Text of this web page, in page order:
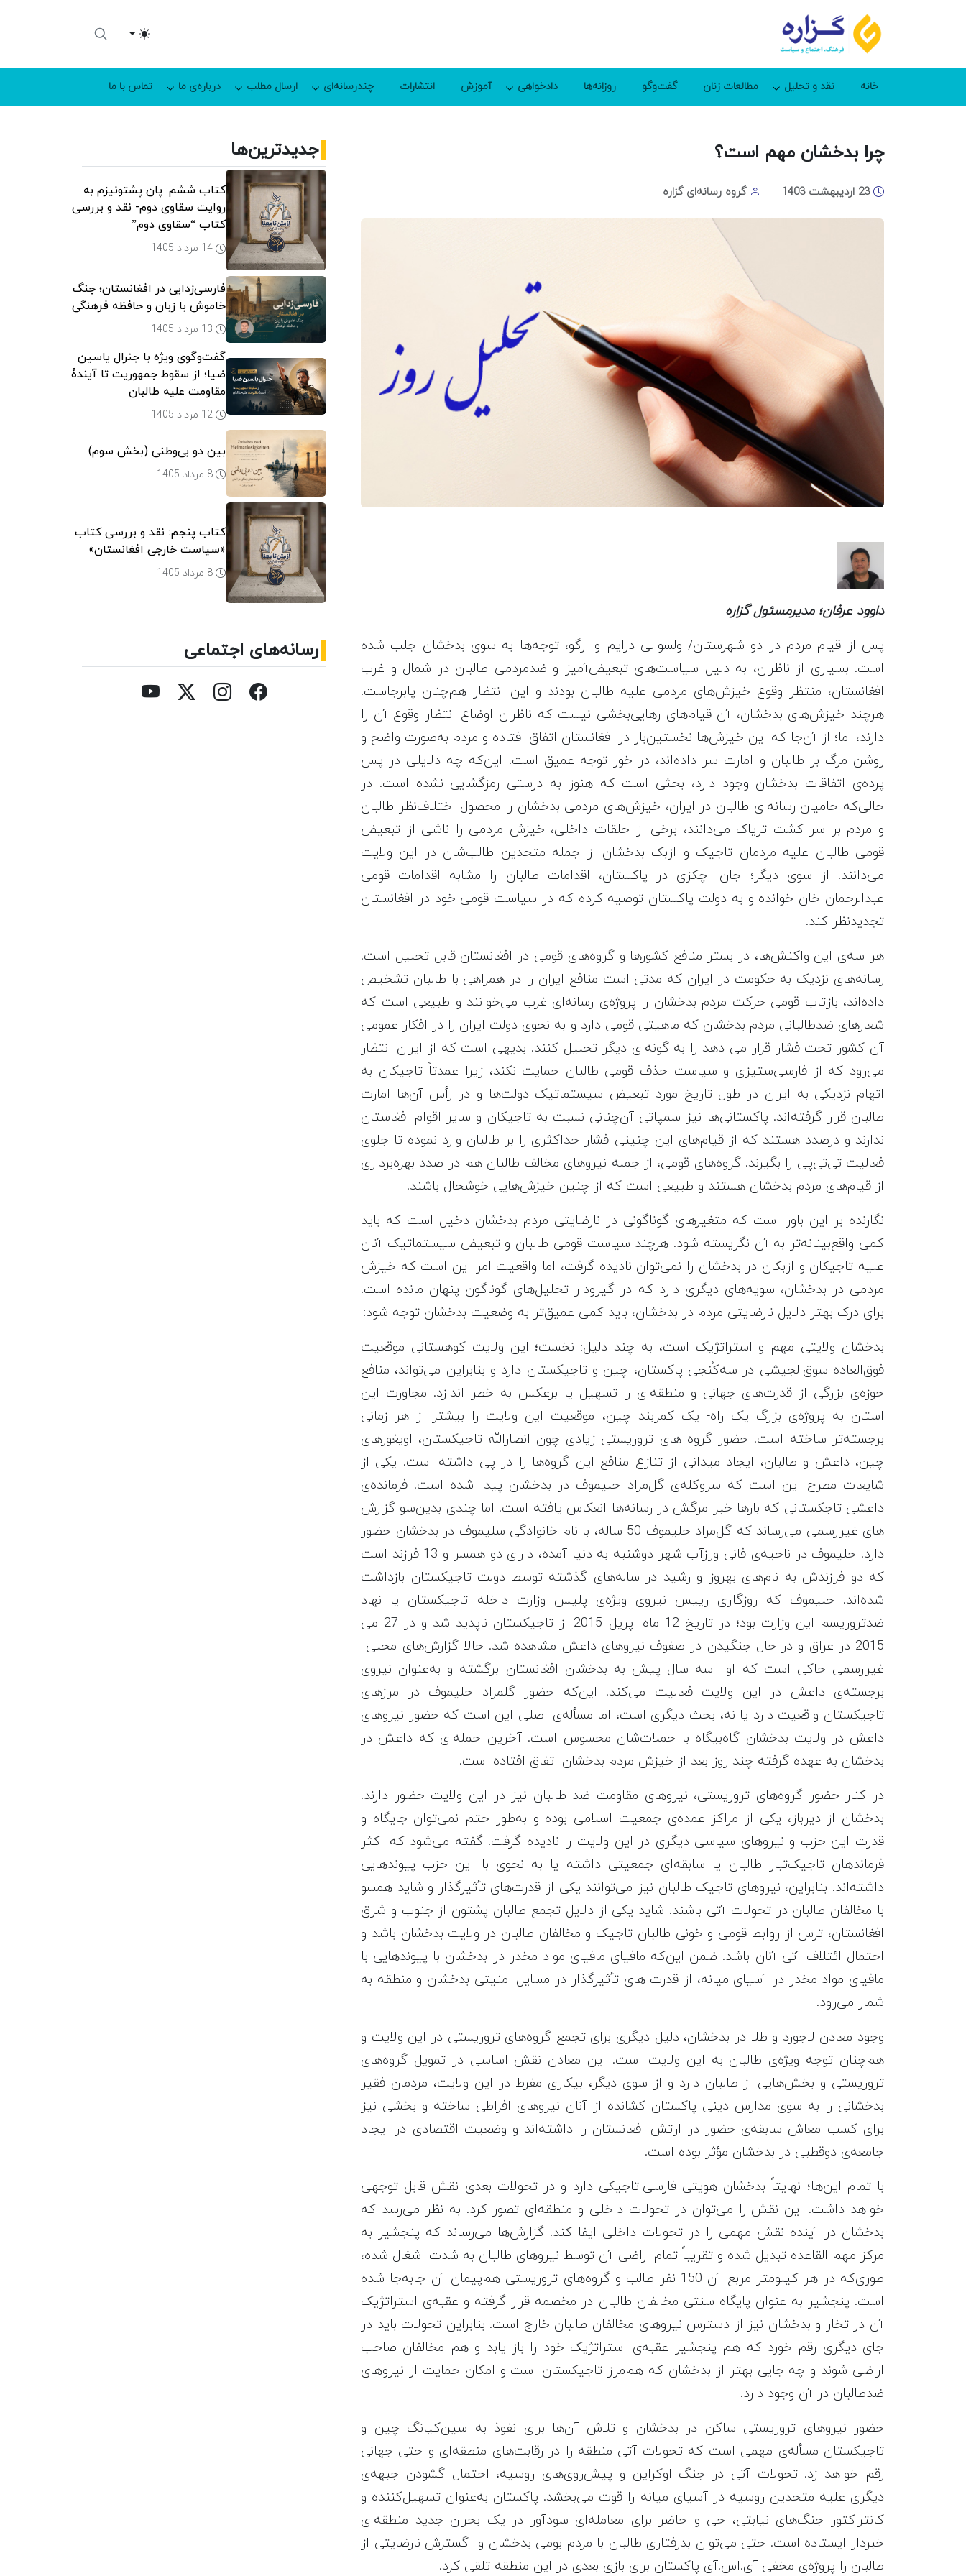
Toggle theme
خانه نقد و تحلیل مطالعات زنان گفت‌وگو روزانه‌ها دادخواهی آموزش انتشارات چندرسانه‌ای ارسال مطلب درباره‌ی ما تماس با ما
چرا بدخشان مهم است؟
23 اردیبهشت 1403 گروه رسانه‌ای گزاره
داوود عرفان؛ ‌مدیرمسئول گزاره
پس از قیام مردم در دو شهرستان/ ولسوالی درایم و ارگو، توجه‌ها به سوی بدخشان جلب شده
است. بسیاری از ناظران، به دلیل سیاست‌های تبعیض‌آمیز و ضدمردمی طالبان در شمال و غرب
افغانستان، منتظر وقوع خیزش‌های مردمی علیه طالبان بودند و این انتظار هم‌چنان پابرجاست.
هرچند خیزش‌های بدخشان، آن قیام‌های رهایی‌بخشی نیست که ناظران اوضاع انتظار وقوع آن را
دارند، اما؛ از آن‌جا که این خیزش‌ها نخستین‌بار در افغانستان اتفاق افتاده و مردم به‌صورت واضح و
روشن مرگ بر طالبان و امارت سر داده‌اند، در خور توجه عمیق است. این‌که چه دلایلی در پس
پرده‌ی اتفاقات بدخشان وجود دارد، بحثی است که هنوز به درستی رمزگشایی نشده است. در
حالی‌که حامیان رسانه‌ای طالبان در ایران، خیزش‌های مردمی بدخشان را محصول اختلاف‌نظر طالبان
و مردم بر سر کشت تریاک می‌دانند، برخی از حلقات داخلی، خیزش مردمی را ناشی از تبعیض
قومی طالبان علیه مردمان تاجیک و ازبک بدخشان از جمله متحدین طالب‌شان در این ولایت
می‌دانند. از سوی دیگر؛ جان اچکزی در پاکستان، اقدامات طالبان را مشابه اقدامات قومی
عبدالرحمان خان خوانده و به دولت پاکستان توصیه کرده که در سیاست قومی خود در افغانستان
تجدیدنظر کند.
هر سه‌ی این واکنش‌ها، در بستر منافع کشورها و گروه‌های قومی در افغانستان قابل تحلیل است.
رسانه‌های نزدیک به حکومت در ایران که مدتی است منافع ایران را در همراهی با طالبان تشخیص
داده‌اند، بازتاب قومی حرکت مردم بدخشان را پروژه‌ی رسانه‌ای غرب می‌خوانند و طبیعی است که
شعارهای ضدطالبانی مردم بدخشان که ماهیتی قومی دارد و به نحوی دولت ایران را در افکار عمومی
آن کشور تحت فشار قرار می دهد را به گونه‌ای دیگر تحلیل کنند. بدیهی است که از ایران انتظار
می‌رود که از فارسی‌ستیزی و سیاست حذف قومی طالبان حمایت نکند، زیرا عمدتاً تاجیکان به
اتهام نزدیکی به ایران در طول تاریخ مورد تبعیض سیستماتیک دولت‌ها و در رأس آن‌ها امارت
طالبان قرار گرفته‌اند. پاکستانی‌ها نیز سمپاتی آن‌چنانی نسبت به تاجیکان و سایر اقوام افغاستان
ندارند و درصدد هستند که از قیام‌های این چنینی فشار حداکثری را بر طالبان وارد نموده تا جلوی
فعالیت تی‌تی‌پی را بگیرند. گروه‌های قومی، از جمله نیروهای مخالف طالبان هم در صدد بهره‌برداری
از قیام‌های مردم بدخشان هستند و طبیعی است که از چنین خیزش‌هایی خوشحال باشند.
نگارنده بر این باور است که متغیرهای گوناگونی در نارضایتی مردم بدخشان دخیل است که باید
کمی واقع‌بینانه‌تر به آن نگریسته شود. هرچند سیاست قومی طالبان و تبعیض سیستماتیک آنان
علیه تاجیکان و ازبکان در بدخشان را نمی‌توان نادیده گرفت، اما واقعیت امر این است که خیزش
مردمی در بدخشان، سویه‌های دیگری دارد که در گیرودار تحلیل‌های گوناگون پنهان مانده است.
برای درک بهتر دلایل نارضایتی مردم در بدخشان، باید کمی عمیق‌تر به وضعیت بدخشان توجه شود:
بدخشان ولایتی مهم و استراتژیک است، به چند دلیل: نخست؛ این ولایت کوهستانی موقعیت
فوق‌العاده سوق‌الجیشی در سه‌کُنجی پاکستان، چین و تاجیکستان دارد و بنابراین می‌تواند، منافع
حوزه‌ی بزرگی از قدرت‌های جهانی و منطقه‌ای را تسهیل یا برعکس به خطر اندازد. مجاورت این
استان به پروژه‌ی بزرگ یک راه- یک کمربند چین، موقعیت این ولایت را بیشتر از هر زمانی
برجسته‌تر ساخته است. حضور گروه های تروریستی زیادی چون انصارالله تاجیکستان، اویغورهای
چین، داعش و طالبان، ایجاد میدانی از تنازع منافع این گروه‌ها را در پی داشته است. یکی از
شایعات مطرح این است که سرو‌کله‌ی گل‌مراد حلیموف در بدخشان پیدا شده است. فرمانده‌ی
داعشی تاجکستانی که بارها خبر مرگش در رسانه‌ها انعکاس یافته است. اما چندی بدین‌سو گزارش
های غیررسمی می‌رساند که گل‌مراد حلیموف 50 ساله، با نام خانوادگی سلیموف در بدخشان حضور
دارد. حلیموف در ناحیه‌ی فانی ورزآب شهر دوشنبه به دنیا آمده، دارای دو همسر و 13 فرزند است
که دو فرزندش به نام‌های بهروز و رشید در ساله‌های گذشته توسط دولت تاجیکستان بازداشت
شده‌اند. حلیموف که روزگاری رییس نیروی ویژه‌ی پلیس وزارت داخله تاجیکستان یا نهاد
ضدتروریسم این وزارت بود؛ در تاریخ 12 ماه اپریل 2015 از تاجیکستان ناپدید شد و در 27 می
2015 در عراق و در حال جنگیدن در صفوف نیروهای داعش مشاهده شد. حالا گزارش‌های محلی
غیررسمی حاکی است که او سه سال پیش به بدخشان افغانستان برگشته و به‌عنوان نیروی
برجسته‌ی داعش در این ولایت فعالیت می‌کند. این‌که حضور گلمراد حلیموف در مرزهای
تاجیکستان واقعیت دارد یا نه، بحث دیگری است، اما مسأله‌ی اصلی این است که حضور نیروهای
داعش در ولایت بدخشان گاه‌بیگاه با حملات‌شان محسوس است. آخرین حمله‌ای که داعش در
بدخشان به عهده گرفته چند روز بعد از خیزش مردم بدخشان اتفاق افتاده است.
در کنار حضور گروه‌های تروریستی، نیروهای مقاومت ضد طالبان نیز در این ولایت حضور دارند.
بدخشان از دیرباز، یکی از مراکز عمده‌ی جمعیت اسلامی بوده و به‌طور حتم نمی‌توان جایگاه و
قدرت این حزب و نیروهای سیاسی دیگری در این ولایت را نادیده گرفت. گفته می‌شود که اکثر
فرماندهان تاجیک‌تبار طالبان یا سابقه‌ای جمعیتی داشته یا به نحوی با این حزب پیوندهایی
داشته‌اند. بنابراین، نیروهای تاجیک طالبان نیز می‌توانند یکی از قدرت‌های تأثیرگذار و شاید همسو
با مخالفان طالبان در تحولات آتی باشند. شاید یکی از دلایل تجمع طالبان پشتون از جنوب و شرق
افغانستان، ترس از روابط قومی و خونی طالبان تاجیک و مخالفان طالبان در ولایت بدخشان باشد و
احتمال ائتلاف آتی آنان باشد. ضمن این‌که مافیای مافیای مواد مخدر در بدخشان با پیوندهایی با
مافیای مواد مخدر در آسیای میانه، از قدرت های تأثیرگذار در مسایل امنیتی بدخشان و منطقه به
شمار می‌رود.
وجود معادن لاجورد و طلا در بدخشان، دلیل دیگری برای تجمع گروه‌های تروریستی در این ولایت و
هم‌چنان توجه ویژه‌ی طالبان به این ولایت است. این معادن نقش اساسی در تمویل گروه‌های
تروریستی و بخش‌هایی از طالبان دارد و از سوی دیگر، بیکاری مفرط در این ولایت، مردمان فقیر
بدخشانی را به سوی مدارس دینی پاکستان کشانده از آنان نیروهای افراطی ساخته و بخشی نیز
برای کسب معاش سابقه‌ی حضور در ارتش افغانستان را داشته‌اند و وضعیت اقتصادی در ایجاد
جامعه‌ی دوقطبی در بدخشان مؤثر بوده است.
با تمام این‌ها؛ نهایتاً بدخشان هویتی فارسی-تاجیکی دارد و در تحولات بعدی نقش قابل توجهی
خواهد داشت. این نقش را می‌توان در تحولات داخلی و منطقه‌ای تصور کرد. به نظر می‌رسد که
بدخشان در آینده نقش مهمی را در تحولات داخلی ایفا کند. گزارش‌ها می‌رساند که پنجشیر به
مرکز مهم القاعده تبدیل شده و تقریباً تمام اراضی آن توسط نیروهای طالبان به شدت اشغال شده،
طوری‌که در هر کیلومتر مربع آن 150 نفر طالب و گروه‌های تروریستی هم‌پیمان آن جابه‌جا شده
است. پنجشیر به عنوان پایگاه سنتی مخالفان طالبان در مخصمه قرار گرفته و عقبه‌ی استراتژیک
آن در تخار و بدخشان نیز از دسترس نیروهای مخالفان طالبان خارج است. بنابراین تحولات باید در
جای دیگری رقم خورد که هم پنجشیر عقبه‌ی استراتژیک خود را باز یابد و هم مخالفان صاحب
اراضی شوند و چه جایی بهتر از بدخشان که هم‌مرز تاجیکستان است و امکان حمایت از نیروهای
ضدطالبان در آن وجود دارد.
حضور نیروهای تروریستی ساکن در بدخشان و تلاش آن‌ها برای نفوذ به سین‌کیانگ چین و
تاجیکستان مسأله‌ی مهمی است که تحولات آتی منطقه را در رقابت‌های منطقه‌ای و حتی جهانی
رقم خواهد زد. تحولات آتی در جنگ اوکراین و پیش‌روی‌های روسیه، احتمال گشودن جبهه‌ی
دیگری علیه متحدین روسیه در آسیای میانه را قوت می‌بخشد. پاکستان به‌عنوان تسهیل‌کننده و
کانتراکتور جنگ‌‌های نیابتی، حی و حاضر برای معامله‌ای سودآور در یک بحران جدید منطقه‌ای
خبردار ایستاده است. حتی می‌توان بدرفتاری طالبان با مردم بومی بدخشان و گسترش نارضایتی از
طالبان را پروژه‌ی مخفی آی.اس.آی پاکستان برای بازی بعدی در این منطقه تلقی کرد.
جدیدترین‌ها
کتاب ششم: پان پشتونیزم به
روایت سقاوی دوم- نقد و بررسی
کتاب “سقاوی دوم”
فارسی‌زدایی در افغانستان؛ جنگ
خاموش با زبان و حافظه فرهنگی
گفت‌وگوی ویژه با جنرال یاسین
ضیا؛ از سقوط جمهوریت تا آیندۀ
مقاومت علیه طالبان
بین دو بی‌وطنی (بخش سوم)
کتاب پنجم: نقد و بررسی کتاب
«سیاست خارجی افغانستان»
رسانه‌های اجتماعی